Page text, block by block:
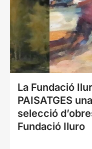
La Fundació
PAISATGES
selecció
Fundació Iluro